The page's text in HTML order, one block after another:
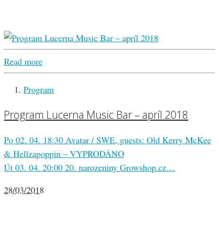
Read more
Program
Program Lucerna Music Bar – apríl 2018
Po 02. 04. 18:30 Avatar / SWE, guests: Old Kerry McKee
& Hellzapoppin – VYPRODÁNO
Út 03. 04. 20:00 20. narozeniny Growshop.cz…
28/03/2018